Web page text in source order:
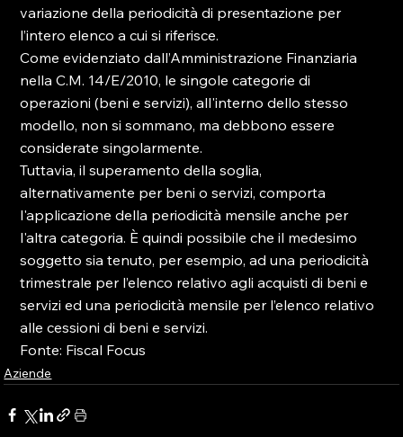
variazione della periodicità di presentazione per
l’intero elenco a cui si riferisce.
Come evidenziato dall’Amministrazione Finanziaria
nella C.M. 14/E/2010, le singole categorie di
operazioni (beni e servizi), all'interno dello stesso
modello, non si sommano, ma debbono essere
considerate singolarmente.
Tuttavia, il superamento della soglia,
alternativamente per beni o servizi, comporta
l'applicazione della periodicità mensile anche per
l'altra categoria. È quindi possibile che il medesimo
soggetto sia tenuto, per esempio, ad una periodicità
trimestrale per l’elenco relativo agli acquisti di beni e
servizi ed una periodicità mensile per l’elenco relativo
alle cessioni di beni e servizi.
Fonte: Fiscal Focus
Aziende